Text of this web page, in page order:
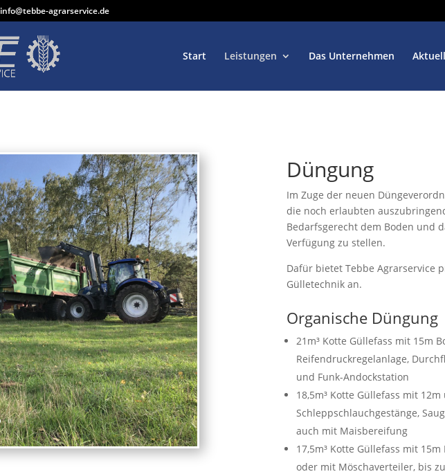
info@tebbe-agrarservice.de
Start Leistungen Das Unternehmen
Düngung
Im Zuge der neuen
die noch erlaubten
Bedarfsgerecht dem Boden und
Verfügung zu stellen.
Dafür bietet Tebbe Agrarservice
Gülletechnik an.
Organische Düngung
21m³ Kotte Güllefass mit 15m
Reifendruckregelanlage,
und Funk-Andockstation
18,5m³ Kotte Güllefass mit 12m
Schleppschlauchgestänge,
auch mit Maisbereifung
17,5m³ Kotte Güllefass mit
oder mit Möschaverteiler, bis